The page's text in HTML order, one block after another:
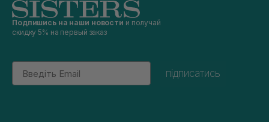
Подпишись на наши новости и получай
скидку 5% на первый заказ
Email
підписатись